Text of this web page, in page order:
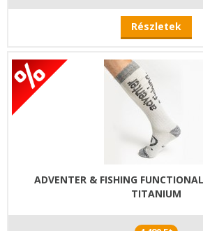
Részletek
ADVENTER & FISHING
TITANIUM